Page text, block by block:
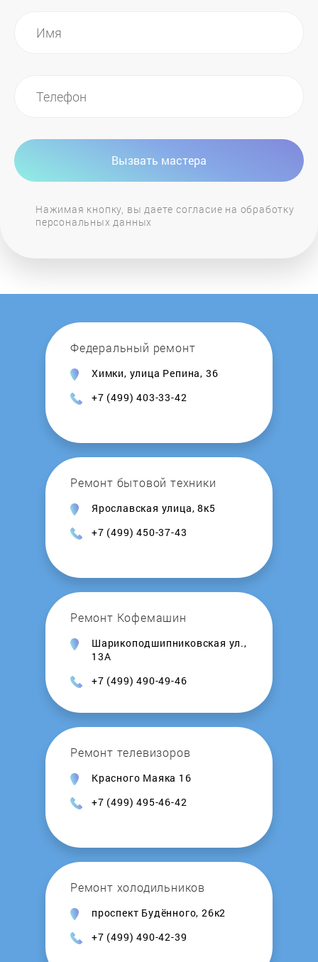
GreenRevolution
Greenworks
Gunter
Hammer
Herz
Honda
Hoper
HouseFit
IBEA
Interskol
Irit
Julvon
Вызвать мастера
Нажимая кнопку, вы даете согласие на обработку
персональных данных
Федеральный ремонт
Химки, улица Репина, 36
+7 (499) 403-33-42
Ремонт бытовой техники
Ярославская улица, 8к5
+7 (499) 450-37-43
Ремонт Кофемашин
Шарикоподшипниковская ул.,
13А
+7 (499) 490-49-46
Ремонт телевизоров
Красного Маяка 16
+7 (499) 495-46-42
Ремонт холодильников
проспект Будённого, 26к2
+7 (499) 490-42-39